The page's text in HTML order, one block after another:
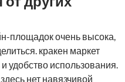
площадок очень высока,
кракен маркет
удобство использования.
нет навязчивой